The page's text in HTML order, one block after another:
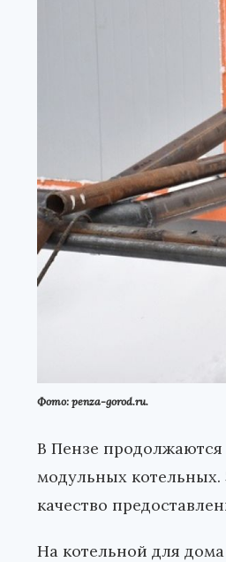
Фото: penza-gorod.ru.
В Пензе продолжаются
модульных котельных.
качество
На котельной для